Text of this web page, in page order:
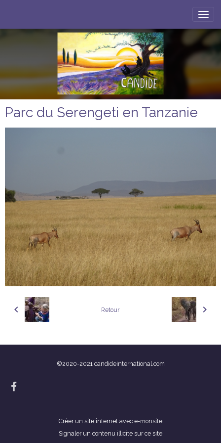
Parc du Serengeti en Tanzanie
Retour
©2020-2021 candideinternational.com
Créer un site internet avec e-monsite
Signaler un contenu illicite sur ce site